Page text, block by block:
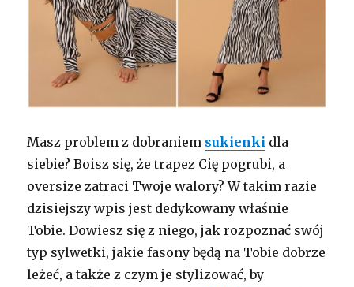
Masz problem z dobraniem sukienki dla
siebie? Boisz się, że trapez Cię pogrubi, a
oversize zatraci Twoje walory? W takim razie
dzisiejszy wpis jest dedykowany właśnie
Tobie. Dowiesz się z niego, jak rozpoznać swój
typ sylwetki, jakie fasony będą na Tobie dobrze
leżeć, a także z czym je stylizować, by